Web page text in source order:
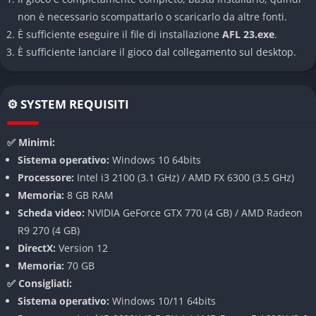
AFL 23 include tutte le squadre, i giocatori e gli stadi della
stagione ufficiale dell’Australian Football League, con modelli
capture di atleti reali, il che conferisce un’incredibile
Nuova modalità Carriera
Il cuore del gioco è la modalità Carriera, in cui il giocatore può
gestire una squadra intera o seguire la crescita di un singolo
atleta dal debutto fino alla consacrazione come leggenda del
campionato. Ogni scelta – allenamento, strategia, gestione del
morale e delle finanze – influenza il rendimento in campo e la
reputazione all’interno della lega.
Gameplay dinamico e fisico realistico
non è necessario scompattarlo o scaricarlo da altre fonti.
È sufficiente eseguire il file di installazione AFL 23.exe.
È sufficiente lanciare il gioco dal collegamento sul desktop.
⚙️ SYSTEM REQUISITI
✅ Minimi:
Sistema operativo: Windows 10 64bits
Processore: Intel i3 2100 (3.1 GHz) / AMD FX 6300 (3.5 GHz)
Memoria: 8 GB RAM
Scheda video: NVIDIA GeForce GTX 770 (4 GB) / AMD Radeon
R9 270 (4 GB)
DirectX: Version 12
Memoria: 70 GB
✅ Consigliati:
Sistema operativo: Windows 10/11 64bits